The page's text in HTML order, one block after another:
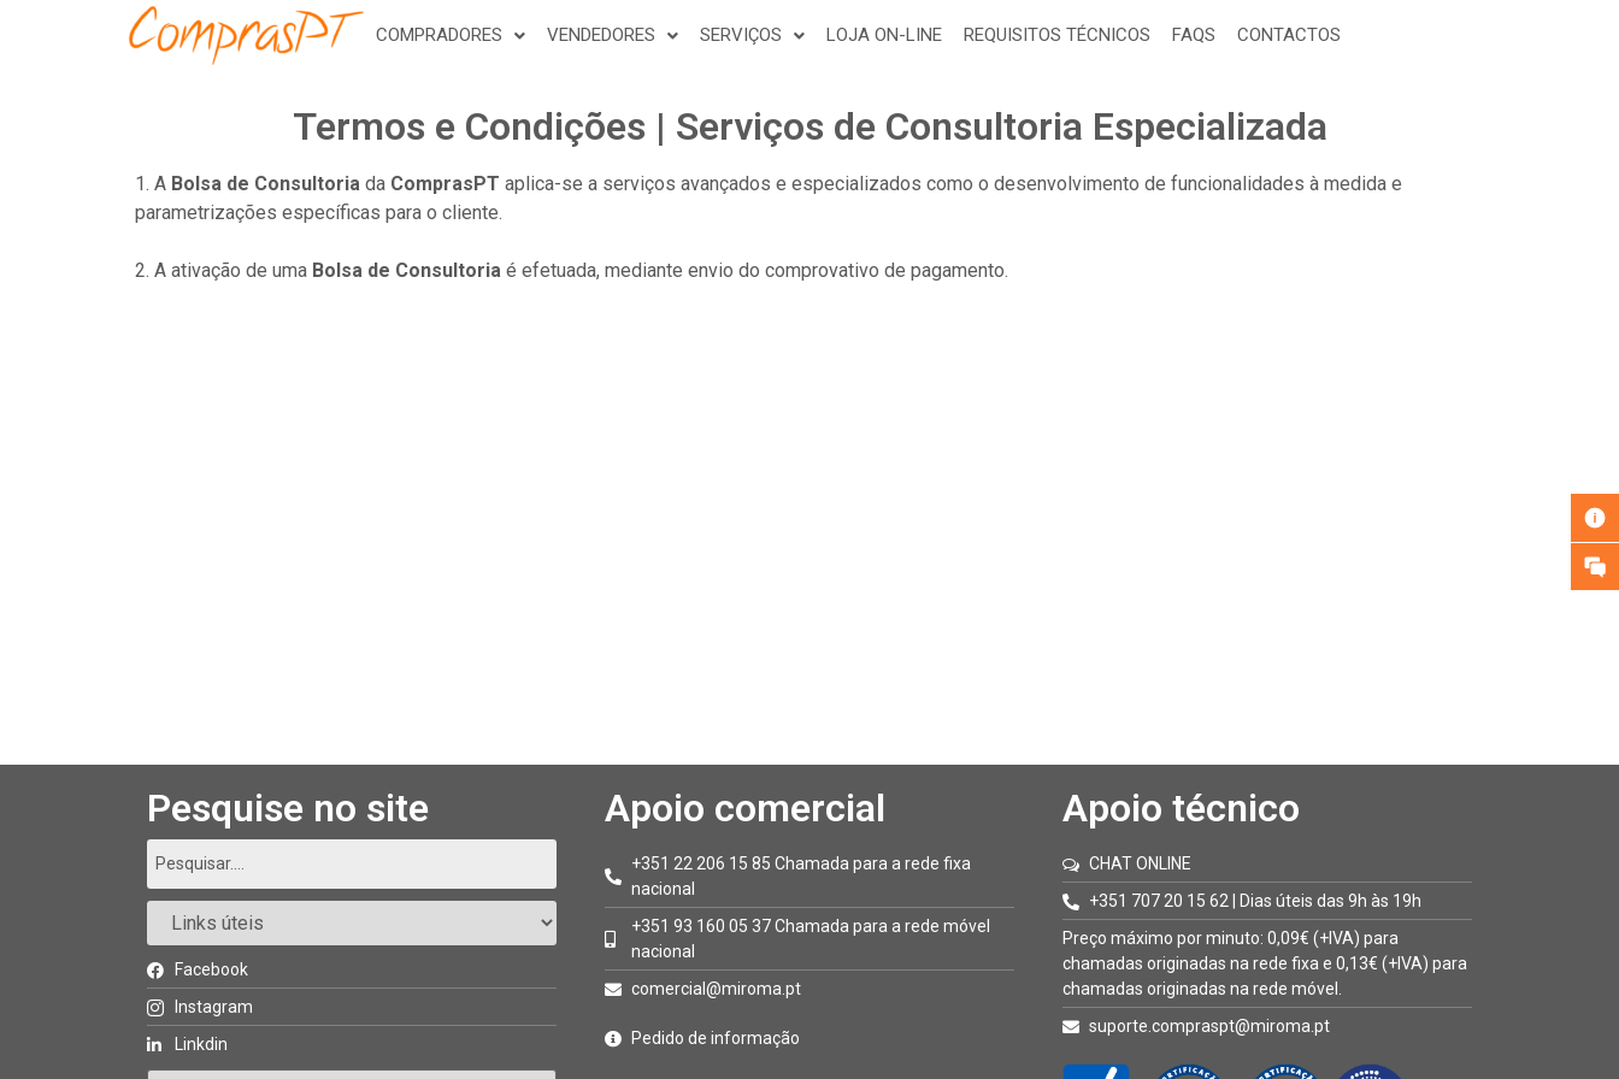
COMPRADORES VENDEDORES SERVIÇOS LOJA ON-LINE REQUISITOS TÉCNICOS FAQS CONTACTOS
Termos e Condições | Serviços de Consultoria Especializada
1. A Bolsa de Consultoria da ComprasPT aplica-se a serviços avançados e especializados como o desenvolvimento de funcionalidades à medida e
parametrizações específicas para o cliente.
2. A ativação de uma Bolsa de Consultoria é efetuada, mediante envio do comprovativo de pagamento.
Pesquise no site
Facebook
Instagram
Linkdin
Apoio comercial
+351 22 206 15 85 Chamada para a rede fixa
nacional
+351 93 160 05 37 Chamada para a rede móvel
nacional
comercial@miroma.pt
Pedido de informação
Apoio técnico
CHAT ONLINE
+351 707 20 15 62 | Dias úteis das 9h às 19h
Preço máximo por minuto: 0,09€ (+IVA) para
chamadas originadas na rede fixa e 0,13€ (+IVA) para
chamadas originadas na rede móvel.
suporte.compraspt@miroma.pt